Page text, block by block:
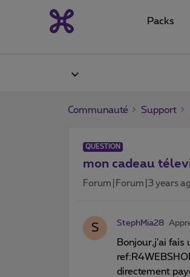
Packs
Communauté Support
QUESTION
mon cadeau
Forum|Forum|3 years
S StephMia28
Bonjour,j'ai fais
directement